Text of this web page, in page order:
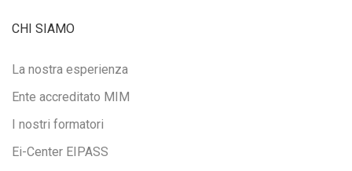
CHI SIAMO
La nostra esperienza
Ente accreditato MIM
I nostri formatori
Ei-Center EIPASS